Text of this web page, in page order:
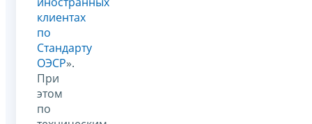
клиентах
по
Стандарту
ОЭСР».
При
этом
по